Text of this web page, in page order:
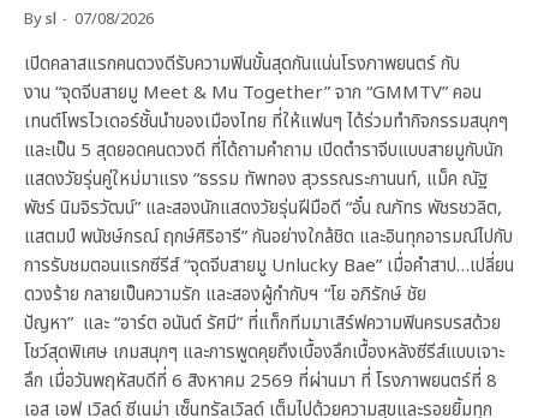
Bysl 07/08/2026
เปิดคลาสแรกคนดวงดีรับความฟินขั้นสุดกันแน่นโรงภาพยนตร์ กับ
งาน “จุดจีบสายมู Meet & Mu Together” จาก “GMMTV” คอน
เทนต์โพรไวเดอร์ชั้นนำของเมืองไทย ที่ให้แฟนๆ ได้ร่วมทำกิจกรรมสนุกๆ
และเป็น 5 สุดยอดคนดวงดี ที่ได้ถามคำถาม เปิดตำราจีบแบบสายมูกับนัก
แสดงวัยรุ่นคู่ใหม่มาแรง “ธรรม ทัพทอง สุวรรณระกานนท์, แม็ค ณัฐ
พัชร์ นิมจิรวัฒน์” และสองนักแสดงวัยรุ่นฝีมือดี “อั๋น ณภัทร พัชรชวลิต,
แสตมป์ พนัชษ์กรณ์ ฤกษ์ศิริอารี” กันอย่างใกล้ชิด และอินทุกอารมณ์ไปกับ
การรับชมตอนแรกซีรีส์ “จุดจีบสายมู Unlucky Bae” เมื่อคำสาป…เปลี่ยน
ดวงร้าย กลายเป็นความรัก และสองผู้กำกับฯ “โย อภิรักษ์ ชัย
ปัญหา” และ “อาร์ต อนันต์ รัศมี” ที่แท็กทีมมาเสิร์ฟความฟินครบรสด้วย
โชว์สุดพิเศษ เกมสนุกๆ และการพูดคุยถึงเบื้องลึกเบื้องหลังซีรีส์แบบเจาะ
ลึก เมื่อวันพฤหัสบดีที่ 6 สิงหาคม 2569 ที่ผ่านมา ที่ โรงภาพยนตร์ที่ 8
เอส เอฟ เวิลด์ ซีเนม่า เซ็นทรัลเวิลด์ เต็มไปด้วยความสุขและรอยยิ้มทุก